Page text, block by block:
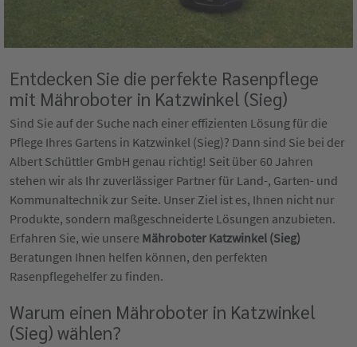
Entdecken Sie die perfekte Rasenpflege
mit Mähroboter in Katzwinkel (Sieg)
Sind Sie auf der Suche nach einer effizienten Lösung für die
Pflege Ihres Gartens in Katzwinkel (Sieg)? Dann sind Sie bei der
Albert Schüttler GmbH genau richtig! Seit über 60 Jahren
stehen wir als Ihr zuverlässiger Partner für Land-, Garten- und
Kommunaltechnik zur Seite. Unser Ziel ist es, Ihnen nicht nur
Produkte, sondern maßgeschneiderte Lösungen anzubieten.
Erfahren Sie, wie unsere Mähroboter Katzwinkel (Sieg)
Beratungen Ihnen helfen können, den perfekten
Rasenpflegehelfer zu finden.
Warum einen Mähroboter in Katzwinkel
(Sieg) wählen?